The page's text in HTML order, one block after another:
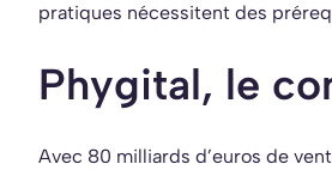
pratiques nécessitent des
Phygital, le
Avec 80 milliards d’euros de